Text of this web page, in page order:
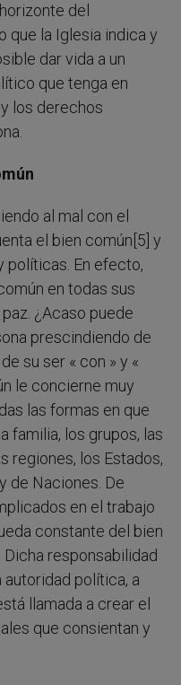
del
que la Iglesia indica y
dar vida a un
que tenga en
los derechos
al mal con el
el bien común[5] y
políticas. En efecto,
en todas sus
¿Acaso puede
prescindiendo de
su ser « con » y «
le concierne muy
las formas en que
familia, los grupos, las
regiones, los Estados,
de Naciones. De
en el trabajo
constante del bien
responsabilidad
política, a
llamada a crear el
que consientan y